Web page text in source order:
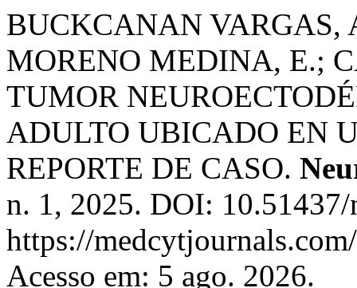
BUCKCANAN
MORENO MEDINA, E.;
TUMOR
ADULTO UBICADO EN
REPORTE DE CASO.
n. 1, 2025. DOI:
https://
Acesso em: 5 ago. 2026.